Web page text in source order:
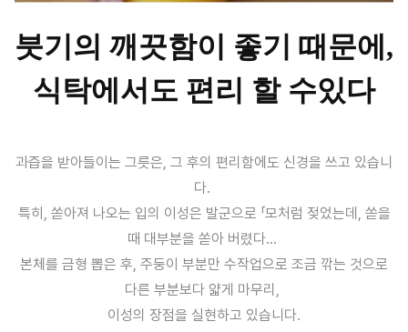
붓기의 깨끗함이 좋기 때문에,
식탁에서도 편리 할 수있다
과즙을 받아들이는 그릇은, 그 후의 편리함에도 신경을 쓰고 있습니
다.
특히, 쏟아져 나오는 입의 이성은 발군으로 「모처럼 젖었는데, 쏟을
때 대부분을 쏟아 버렸다…
본체를 금형 뽑은 후, 주둥이 부분만 수작업으로 조금 깎는 것으로
다른 부분보다 얇게 마무리,
이성의 장점을 실현하고 있습니다.